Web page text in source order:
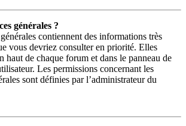
générales ?
contiennent des informations très
vous devriez consulter en priorité. Elles
haut de chaque forum et dans le panneau de
Les permissions concernant les
sont définies par l’administrateur du